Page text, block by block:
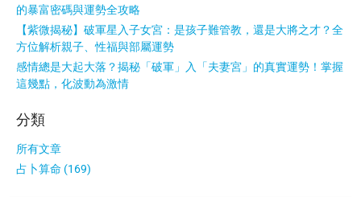
的暴富密碼與運勢全攻略
【紫微揭秘】破軍星入子女宮：是孩子難管教，還是大將之才？全
方位解析親子、性福與部屬運勢
感情總是大起大落？揭秘「破軍」入「夫妻宮」的真實運勢！掌握
這幾點，化波動為激情
分類
所有文章
占卜算命 (169)